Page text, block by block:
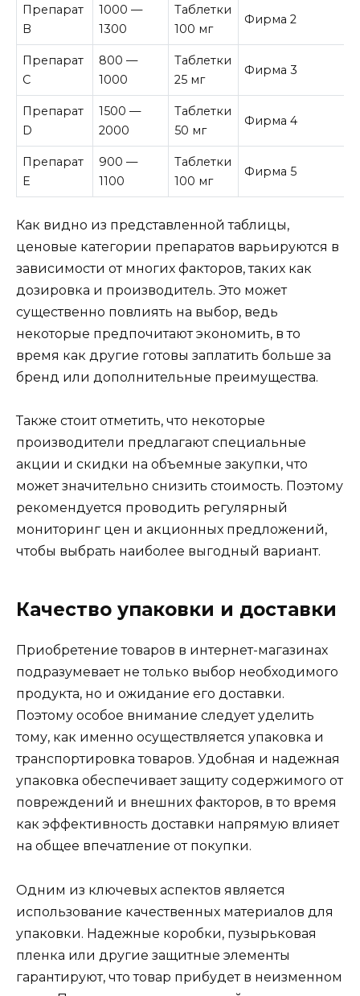
Препарат
B
1000 —
1300
Таблетки
100 мг
Фирма 2
Препарат
C
800 —
1000
Таблетки
25 мг
Фирма 3
Препарат
D
1500 —
2000
Таблетки
50 мг
Фирма 4
Препарат
E
900 —
1100
Таблетки
100 мг
Фирма 5
Как видно из представленной таблицы,
ценовые категории препаратов варьируются в
зависимости от многих факторов, таких как
дозировка и производитель. Это может
существенно повлиять на выбор, ведь
некоторые предпочитают экономить, в то
время как другие готовы заплатить больше за
бренд или дополнительные преимущества.
Также стоит отметить, что некоторые
производители предлагают специальные
акции и скидки на объемные закупки, что
может значительно снизить стоимость. Поэтому
рекомендуется проводить регулярный
мониторинг цен и акционных предложений,
чтобы выбрать наиболее выгодный вариант.
Качество упаковки и доставки
Приобретение товаров в интернет-магазинах
подразумевает не только выбор необходимого
продукта, но и ожидание его доставки.
Поэтому особое внимание следует уделить
тому, как именно осуществляется упаковка и
транспортировка товаров. Удобная и надежная
упаковка обеспечивает защиту содержимого от
повреждений и внешних факторов, в то время
как эффективность доставки напрямую влияет
на общее впечатление от покупки.
Одним из ключевых аспектов является
использование качественных материалов для
упаковки. Надежные коробки, пузырьковая
пленка или другие защитные элементы
гарантируют, что товар прибудет в неизменном